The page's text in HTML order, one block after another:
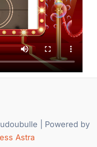
| Powered by
Astra